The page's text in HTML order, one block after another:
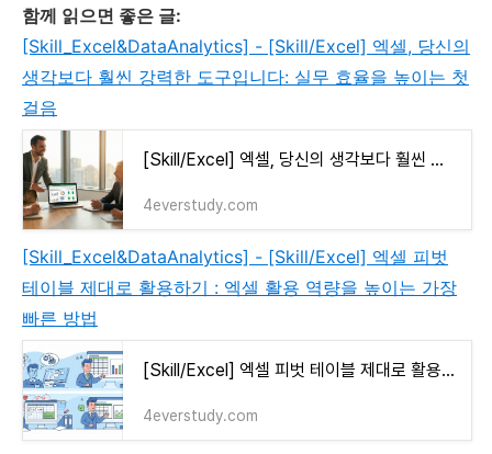
함께 읽으면 좋은 글:
[Skill_Excel&DataAnalytics] - [Skill/Excel] 엑셀, 당신의
생각보다 훨씬 강력한 도구입니다: 실무 효율을 높이는 첫
걸음
[Skill/Excel] 엑셀, 당신의 생각보다 훨씬 강력한 도구입니다: 실무 효율을 높이는 첫걸음
4everstudy.com
[Skill_Excel&DataAnalytics] - [Skill/Excel] 엑셀 피벗
테이블 제대로 활용하기 : 엑셀 활용 역량을 높이는 가장
빠른 방법
[Skill/Excel] 엑셀 피벗 테이블 제대로 활용하기 : 엑셀 활용 역량을 높이는 가장 빠른 방법
4everstudy.com